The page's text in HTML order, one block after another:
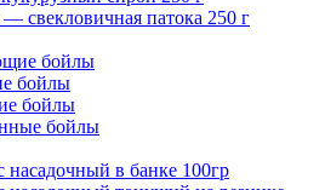
— свекловичная патока 250 г
бойлы
бойлы
бойлы
бойлы
насадочный в банке 100гр